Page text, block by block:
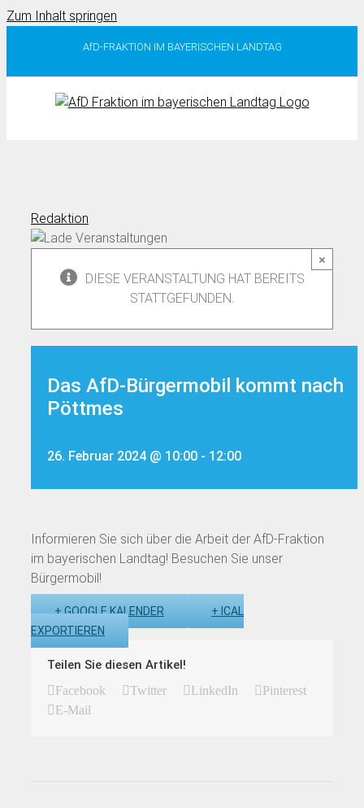
Zum Inhalt springen
AfD-FRAKTION IM BAYERISCHEN LANDTAG
Redaktion
×
DIESE VERANSTALTUNG HAT BEREITS
STATTGEFUNDEN.
Das AfD-Bürgermobil kommt nach
Pöttmes
26. Februar 2024 @ 10:00 - 12:00
Informieren Sie sich über die Arbeit der AfD-Fraktion
im bayerischen Landtag! Besuchen Sie unser
Bürgermobil!
+ GOOGLE KALENDER
+ ICAL
EXPORTIEREN
Teilen Sie diesen Artikel!
Facebook Twitter LinkedIn
Pinterest
E-Mail